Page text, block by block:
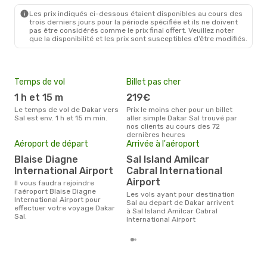
Les prix indiqués ci-dessous étaient disponibles au cours des
trois derniers jours pour la période spécifiée et ils ne doivent
pas être considérés comme le prix final offert. Veuillez noter
que la disponibilité et les prix sont susceptibles d’être modifiés.
Temps de vol
1 h et 15 m
Le temps de vol de Dakar vers
Sal est env. 1 h et 15 m min.
Billet pas cher
219€
Prix le moins cher pour un billet
aller simple Dakar Sal trouvé par
nos clients au cours des 72
dernières heures
Aéroport de départ
Blaise Diagne
International Airport
Il vous faudra rejoindre
l'aéroport Blaise Diagne
International Airport pour
effectuer votre voyage Dakar
Sal.
Arrivée à l'aéroport
Sal Island Amilcar
Cabral International
Airport
Les vols ayant pour destination
Sal au depart de Dakar arrivent
à Sal Island Amilcar Cabral
International Airport